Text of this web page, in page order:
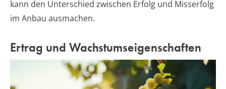
kann den Unterschied zwischen Erfolg und Misserfolg
im Anbau ausmachen.
Ertrag und Wachstumseigenschaften